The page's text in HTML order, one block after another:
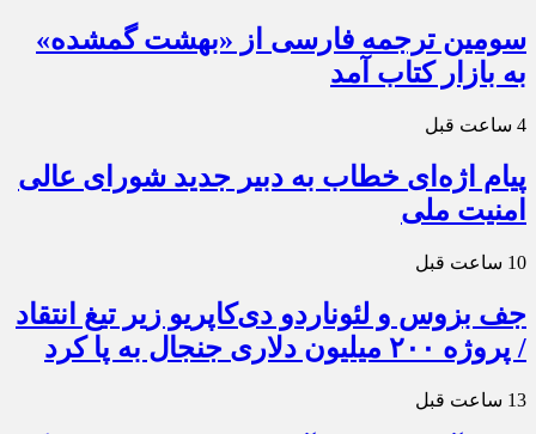
سومین ترجمه فارسی از «بهشت گمشده»
به بازار کتاب آمد
4 ساعت قبل
پیام اژه‌ای خطاب به دبیر جدید شورای عالی
امنیت ملی
10 ساعت قبل
جف بزوس و لئوناردو دی‌کاپریو زیر تیغ انتقاد
/ پروژه ۲۰۰ میلیون دلاری جنجال به پا کرد
13 ساعت قبل